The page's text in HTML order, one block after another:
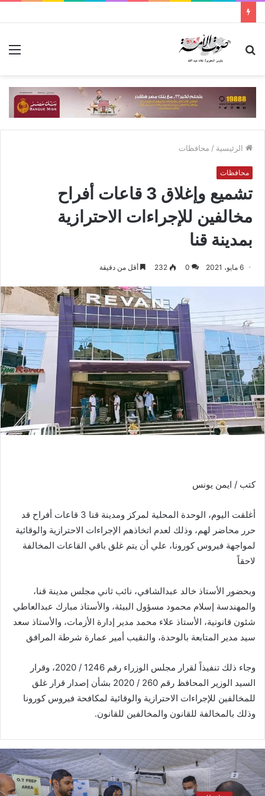
بحث
الرئيسية / محافظات
محافظات
تشميع وإغلاق 3 قاعات أفراح
مخالفين للإجراءات الاحترازية
بمدينة قنا
6 مايو، 2021 0
232 أقل من دقيقة
كتب / ايمن يونس
أغلقت اليوم، الوحدة المحلية لمركز ومدينة قنا 3 قاعات أفراح قد
حرر محاضر لهم، وذلك لعدم اتخاذهم الإجراءات الاحترازية والوقائية
لمواجهة فيروس كورونا، علي أن يتم غلق باقي القاعات المخالفة
لاحقاً
وبحضور الأستاذ خالد عبدالشافي، نائب ثاني مجلس مدينة قنا،
والمهندسة إسلام محمود مسؤول البيئة، والأستاذ مبارك عبدالعاطي
شئون قانونية، الأستاذ علاء محمد مدير إدارة الأزمات، والأستاذ سعد
سيد مدير المتابعة بالوحدة، والنقيب أمير عمارة شرطة المرافق
وجاء ذلك تنفيذاً لقرار مجلس الوزراء رقم 1246 / 2020، وقرار
السيد الوزير المحافظ رقم 260 / 2020 بشأن إصدار قرار غلق
للمخالفين للإجراءات الاحترازية والوقائية لمكافحة فيروس كورونا
وذلك بالمخالفة للقانون والمخالفين للقانون.